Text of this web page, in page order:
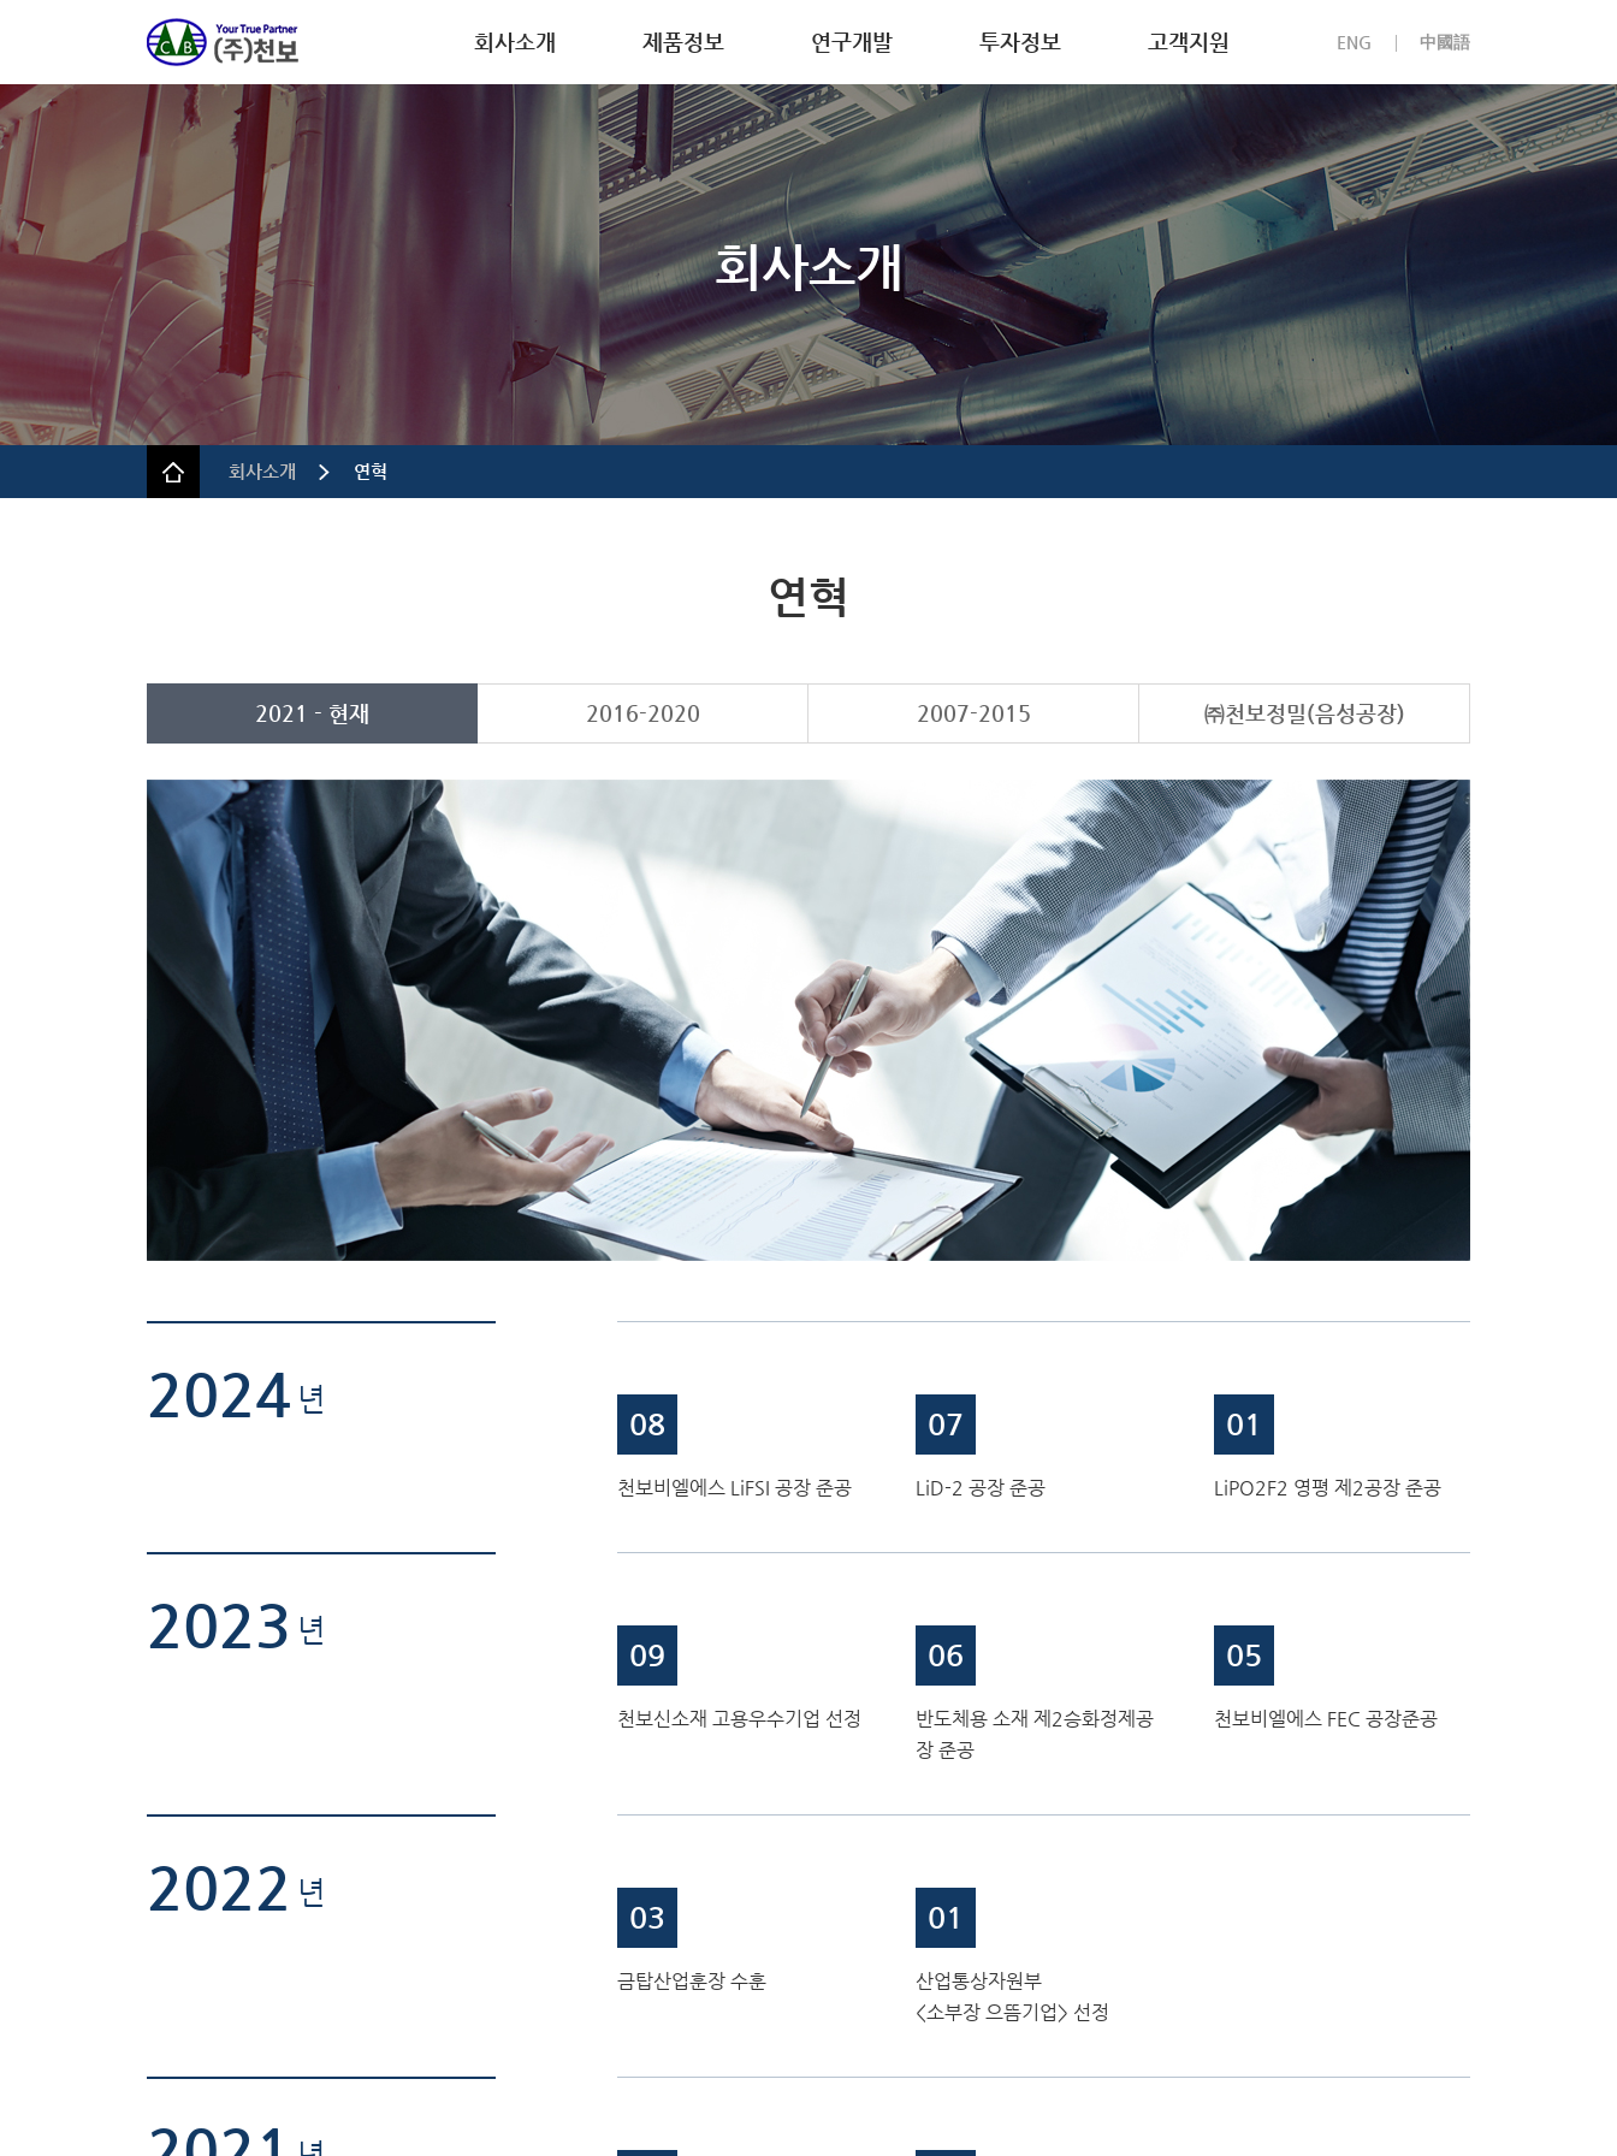
회사소개
CEO인사말
연혁
규정 및 방침
제품정보
디스플레이 소재
반도체 소재
이차전지 소재
의약품 중간체
정밀 화학 소재
연구개발
연구개발
투자정보
IR소식
고객지원
고객문의
부정제보
ENG 中國語
회사소개
회사소개 연혁
연혁
2021 - 현재 2016-2020 2007-2015 ㈜천보정밀(음성공장)
2024 년
08
천보비엘에스 LiFSI 공장 준공
07
LiD-2 공장 준공
01
LiPO2F2 영평 제2공장 준공
2023 년
09
천보신소재 고용우수기업 선정
06
반도체용 소재 제2승화정제공
장 준공
05
천보비엘에스 FEC 공장준공
2022 년
03
금탑산업훈장 수훈
01
산업통상자원부
<소부장 으뜸기업> 선정